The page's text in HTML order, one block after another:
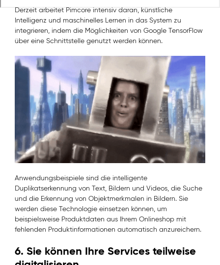
Derzeit arbeitet Pimcore intensiv daran, künstliche
Intelligenz und maschinelles Lernen in das System zu
integrieren, indem die Möglichkeiten von Google TensorFlow
über eine Schnittstelle genutzt werden können.
Anwendungsbeispiele sind die intelligente
Duplikatserkennung von Text, Bildern und Videos, die Suche
und die Erkennung von Objektmerkmalen in Bildern. Sie
werden diese Technologie einsetzen können, um
beispielsweise Produktdaten aus Ihrem Onlineshop mit
fehlenden Produktinformationen automatisch anzureichern.
6. Sie können Ihre Services teilweise